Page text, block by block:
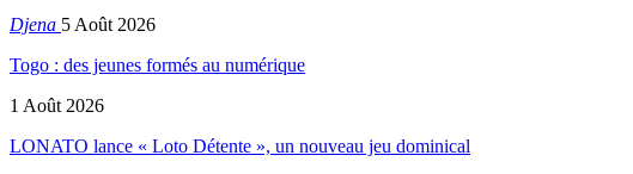
Djena 5 Août 2026
Togo : des jeunes formés au numérique
1 Août 2026
LONATO lance « Loto Détente », un nouveau jeu dominical